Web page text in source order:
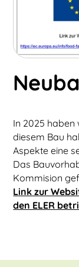
In 2025 haben
diesem Bau
Aspekte eine
Das
Kommision
Link zur
den ELER